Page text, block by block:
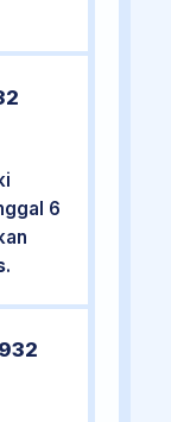
6
.